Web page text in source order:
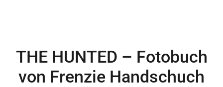
THE HUNTED – Fotobuch
von Frenzie Handschuch